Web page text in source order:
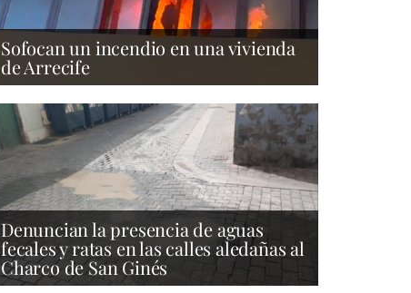
Sofocan un incendio en una vivienda
de Arrecife
Denuncian la presencia de aguas
fecales y ratas en las calles aledañas al
Charco de San Ginés